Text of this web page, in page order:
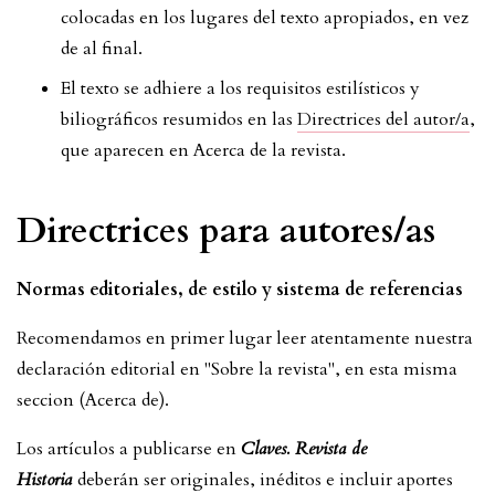
colocadas en los lugares del texto apropiados, en vez
de al final.
El texto se adhiere a los requisitos estilísticos y
biliográficos resumidos en las Directrices del autor/a,
que aparecen en Acerca de la revista.
Directrices para autores/as
Normas editoriales, de estilo y sistema de referencias
Recomendamos en primer lugar leer atentamente nuestra
declaración editorial en "Sobre la revista", en esta misma
seccion (Acerca de).
Los artículos a publicarse enClaves. Revista de
Historiadeberán ser originales, inéditos e incluir aportes